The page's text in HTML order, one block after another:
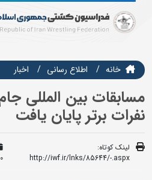
خانه اطلاع رسانی اخبار
مسابقات بین المللی
نفرات برتر پایان یافت
لینک کوتاه:
http://iwf.ir/lnks/85644/-.aspx